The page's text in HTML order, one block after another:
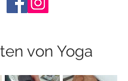
von Yoga